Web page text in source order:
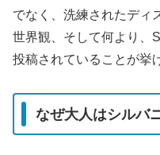
でなく、洗練されたディ
世界観、そして何より、
投稿されていることが挙
なぜ大人はシルバ